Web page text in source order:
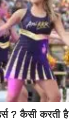
? कैसी करती है